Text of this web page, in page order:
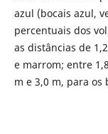
azul (bocais azul,
percentuais dos
as distâncias de
e marrom; entre
m e 3,0 m, para os